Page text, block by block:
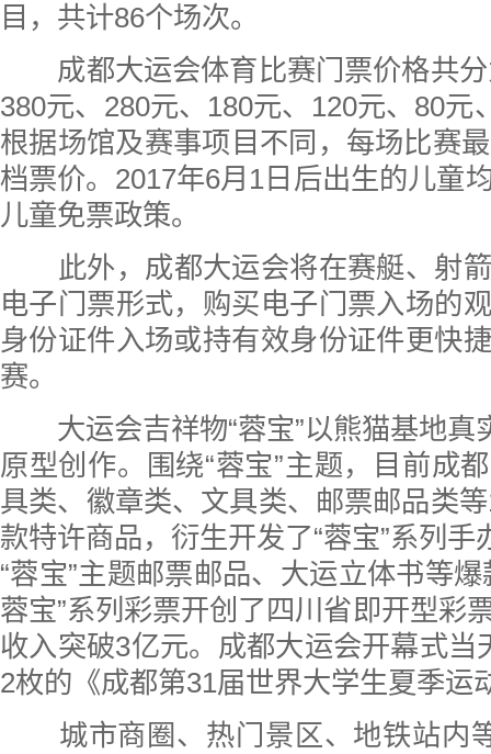
目，共计86个场次。
成都大运会体育比赛门票价格共
380元、280元、180元、120元、80元
根据场馆及赛事项目不同，每场比赛
档票价。2017年6月1日后出生的儿童
儿童免票政策。
此外，成都大运会将在赛艇、射
电子门票形式，购买电子门票入场的
身份证件入场或持有效身份证件更快
赛。
大运会吉祥物“蓉宝”以熊猫基地真
原型创作。围绕“蓉宝”主题，目前成
具类、徽章类、文具类、邮票邮品类
款特许商品，衍生开发了“蓉宝”系列手
“蓉宝”主题邮票邮品、大运立体书等
蓉宝”系列彩票开创了四川省即开型彩
收入突破3亿元。成都大运会开幕式当
2枚的《成都第31届世界大学生夏季运
城市商圈、热门景区、地铁站内